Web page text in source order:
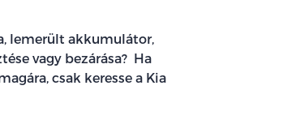
lemerült akkumulátor,
vagy bezárása? Ha
csak keresse a Kia